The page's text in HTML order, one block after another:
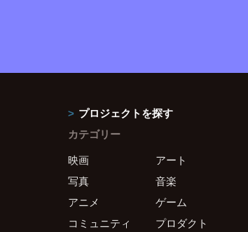
プロジェクトを探す
カテゴリー
映画
アート
写真
音楽
アニメ
ゲーム
コミュニティ
プロダクト